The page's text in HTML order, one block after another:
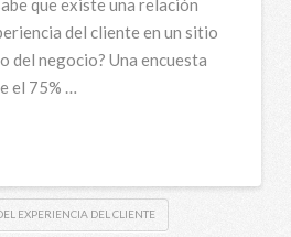
del cliente en un sitio
del negocio? Una encuesta
el 75% …
EXPERIENCIA DEL CLIENTE